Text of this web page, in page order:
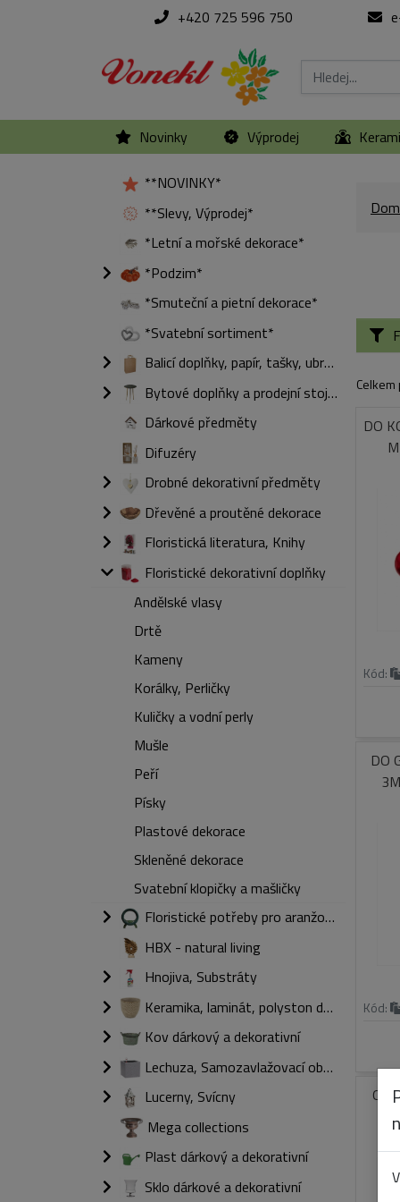
+420 725 596 750
Novinky Výprodej
**NOVINKY*
**Slevy, Výprodej*
*Letní a mořské dekorace*
*Podzim*
*Smuteční a pietní dekorace*
*Svatební sortiment*
Balicí doplňky, papír, tašky, ubrousky
Bytové doplňky a prodejní stojany
Dárkové předměty
Difuzéry
Drobné dekorativní předměty
Dřevěné a proutěné dekorace
Floristická literatura, Knihy
Floristické dekorativní doplňky
Andělské vlasy
Drtě
Kameny
Korálky, Perličky
Kuličky a vodní perly
Mušle
Peří
Písky
Plastové dekorace
Skleněné dekorace
Svatební klopičky a mašličky
Floristické potřeby pro aranžování
HBX - natural living
Hnojiva, Substráty
Keramika, laminát, polyston dárkový a dekorativní
Kov dárkový a dekorativní
Lechuza, Samozavlažovací obaly
Lucerny, Svícny
Mega collections
Plast dárkový a dekorativní
Sklo dárkové a dekorativní
DO
Kód:
DO
Kód: